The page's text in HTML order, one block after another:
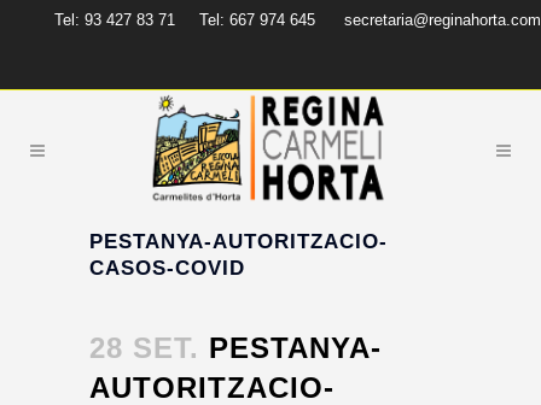
Tel: 93 427 83 71 Tel: 667 974 645 secretaria@reginahorta.com
PESTANYA-AUTORITZACIO-
CASOS-COVID
28 SET. PESTANYA-
AUTORITZACIO-